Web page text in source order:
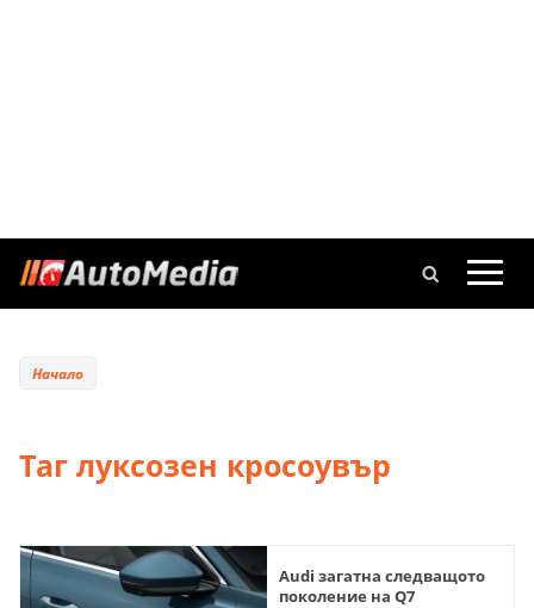
Начало
Таг луксозен кросоувър
Audi загатна следващото
поколение на Q7